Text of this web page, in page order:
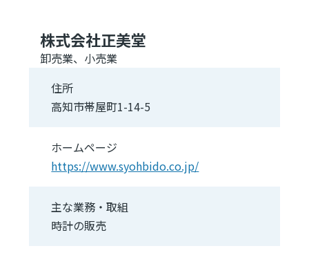
株式会社正美堂
卸売業、小売業
住所
高知市帯屋町1-14-5
ホームページ
https://www.syohbido.co.jp/
主な業務・取組
時計の販売